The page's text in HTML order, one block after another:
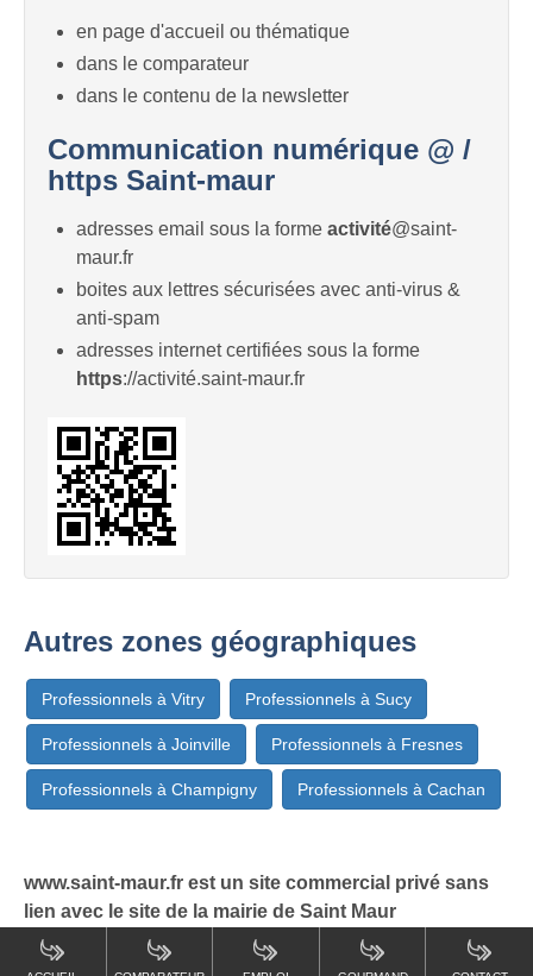
en page d'accueil ou thématique
dans le comparateur
dans le contenu de la newsletter
Communication numérique @ /
https Saint-maur
adresses email sous la forme activité@saint-
maur.fr
boites aux lettres sécurisées avec anti-virus &
anti-spam
adresses internet certifiées sous la forme
https://activité.saint-maur.fr
Autres zones géographiques
Professionnels à Vitry Professionnels à Sucy
Professionnels à Joinville Professionnels à Fresnes
Professionnels à Champigny Professionnels à Cachan
www.saint-maur.fr est un site commercial privé sans
lien avec le site de la mairie de Saint Maur